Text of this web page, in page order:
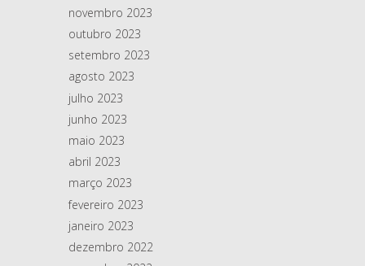
novembro 2023
outubro 2023
setembro 2023
agosto 2023
julho 2023
junho 2023
maio 2023
abril 2023
março 2023
fevereiro 2023
janeiro 2023
dezembro 2022